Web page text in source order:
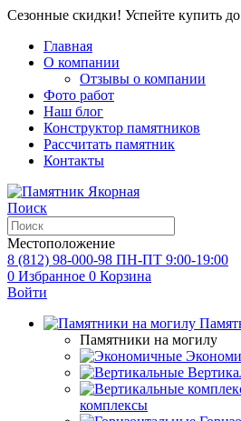
Сезонные скидки! Успейте купить
Главная
О компании
Отзывы о компании
Фото работ
Наш блог
Конструктор памятников
Рассчитать памятник
Контакты
Поиск
Местоположение
8 (812) 98-000-98 ПН-ПТ 9:00-19:00
0 Избранное 0 Корзина
Войти
Памятники на могилу
комплексы